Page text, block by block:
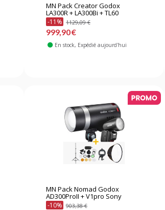
MN Pack Creator Godox
LA300R + LA300Bi + TL60
-11% 1129,09 €
999,90 €
En stock, Expédié aujourd'hui
MN Pack Nomad Godox
AD300ProII + V1pro Sony
-10% 903,38 €